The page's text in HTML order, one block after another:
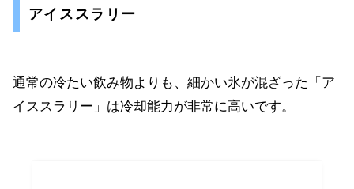
アイススラリー
通常の冷たい飲み物よりも、細かい氷が混ざった「ア
イススラリー」は冷却能力が非常に高いです。